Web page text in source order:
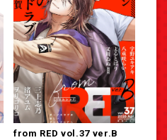
from RED vol.37 ver.B